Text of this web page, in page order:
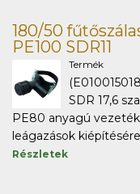
180/50
PE100 SDR11
Termék
SDR 17,6
PE80 anyagú
leágazások
Részletek